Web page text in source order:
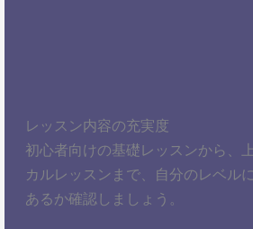
レッスン内容の充実度
初心者向けの基礎レッスンから、
カルレッスンまで、自分のレベル
あるか確認しましょう。